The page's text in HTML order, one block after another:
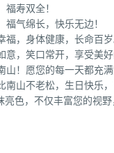
寿双全！
气绵长，快乐无边！
，身体健康，长命百岁
，笑口常开，享受美好
！愿您的每一天都充满
山不老松，生日快乐，
色，不仅丰富您的视